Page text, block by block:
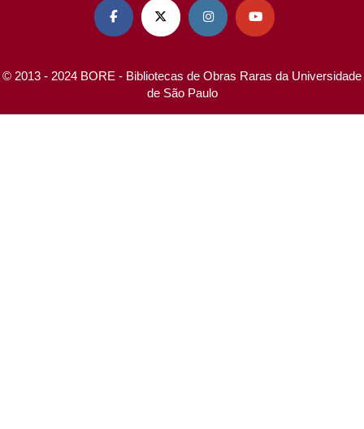
   
© 2013 - 2024 BORE - Bibliotecas de Obras Raras da Universidade
de São Paulo